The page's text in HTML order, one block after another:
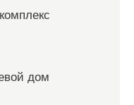
дом